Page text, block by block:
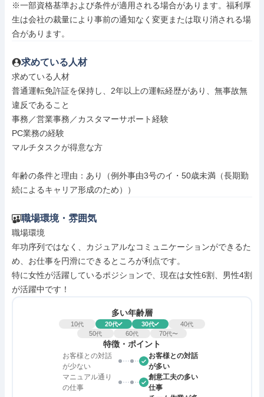
※一部資格基準および条件が適用される場合があります。福利厚
生は会社の裁量により事前の通知なく変更または取り消される場
合があります。
求めている人材
求めている人材
普通運転免許証を保持し、2年以上の運転経歴があり、無事故無
違反であること
事務／営業事務／カスタマーサポート経験
PC業務の経験
マルチタスクが得意な方
年齢の条件と理由：あり（例外事由3号のイ・50歳未満（長期勤
続によるキャリア形成のため））
職場環境・雰囲気
職場環境
年功序列ではなく、カジュアルなコミュニケーションができるた
め、お仕事を円滑にできるところが利点です。
特に女性が活躍しているポジションで、現在は女性6割、男性4割
が活躍中です！
多い年齢層
10代 20代 30代 40代
50代 60代 70代〜
特徴・ポイント
お客様との対話
が少ない
お客様との対話
が多い
マニュアル通り
の仕事
創意工夫の多い
仕事